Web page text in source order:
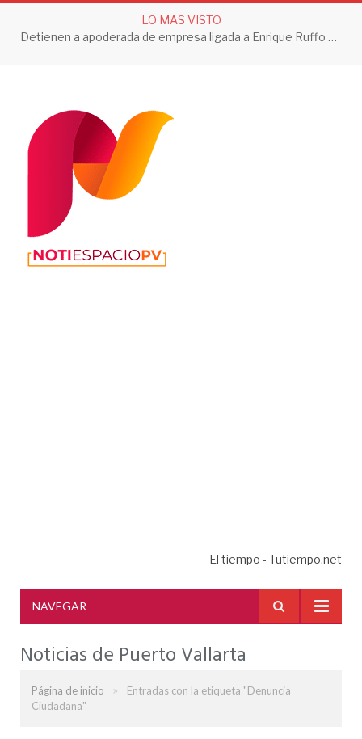
LO MAS VISTO
Detienen a apoderada de empresa ligada a Enrique Ruffo por investigación de Huachicol Fiscal
El tiempo - Tutiempo.net
NAVEGAR
Noticias de Puerto Vallarta
Página de inicio »
Entradas con la etiqueta "Denuncia
Ciudadana"